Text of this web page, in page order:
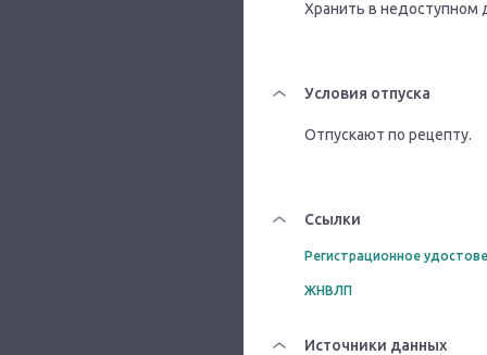
Хранить в недоступном
Условия отпуска
Отпускают по рецепту.
Ссылки
Регистрационное
ЖНВЛП
Источники данных